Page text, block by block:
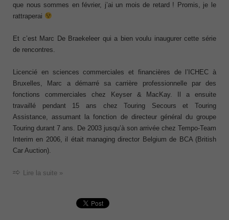
que nous sommes en février, j’ai un mois de retard ! Promis, je le
rattraperai
Et c’est Marc De Braekeleer qui a bien voulu inaugurer cette série
de rencontres.
Licencié en sciences commerciales et financières de l’ICHEC à
Bruxelles, Marc a démarré sa carrière professionnelle par des
fonctions commerciales chez Keyser & MacKay. Il a ensuite
travaillé pendant 15 ans chez Touring Secours et Touring
Assistance, assumant la fonction de directeur général du groupe
Touring durant 7 ans. De 2003 jusqu’à son arrivée chez Tempo-Team
Interim en 2006, il était managing director Belgium de BCA (British
Car Auction).
Lire la suite »